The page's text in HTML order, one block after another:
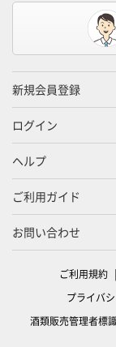
新規会員登録
ログイン
ヘルプ
ご利用ガイド
お問い合わせ
ご利用規約
プライバ
酒類販売管理者標